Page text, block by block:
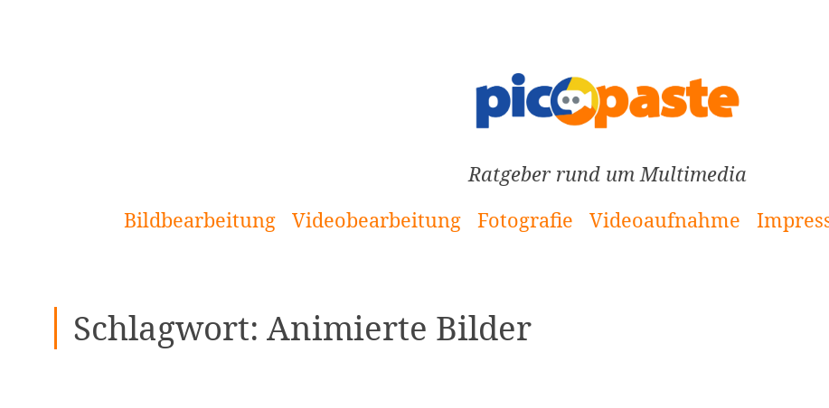
Ratgeber rund um Multimedia
Bildbearbeitung
Videobearbeitung Fotografie Videoaufnahme
Schlagwort: Animierte Bilder